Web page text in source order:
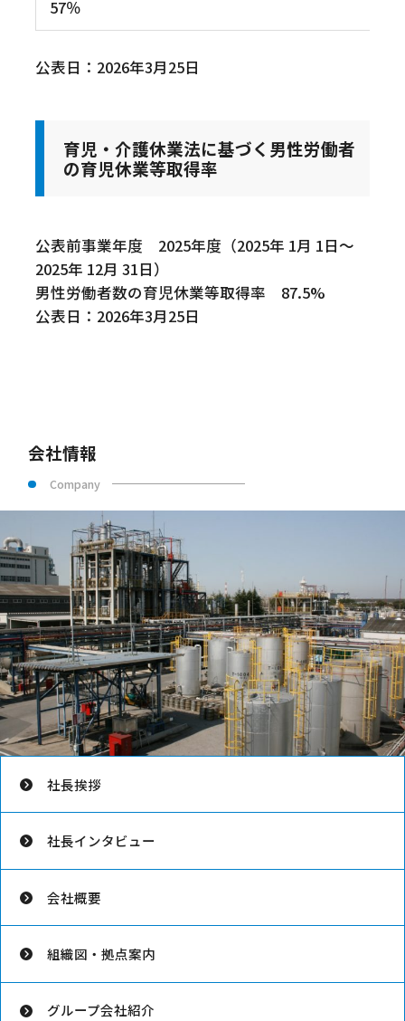
57％
公表日：2026年3月25日
育児・介護休業法に基づく男性労働者
の育児休業等取得率
公表前事業年度 2025年度（2025年 1月 1日～
2025年 12月 31日）
男性労働者数の育児休業等取得率 87.5%
公表日：2026年3月25日
会社情報
Company
社長挨拶
社長インタビュー
会社概要
組織図・拠点案内
グループ会社紹介